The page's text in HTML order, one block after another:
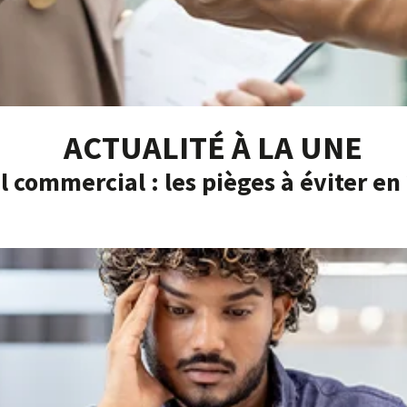
ACTUALITÉ À LA UNE
commercial : les pièges à éviter en